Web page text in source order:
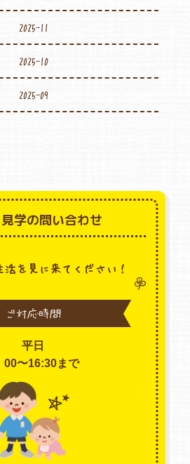
2025-11
2025-10
2025-09
学の問い合わせ
活を見に来てください！
ご対応時間
平日
00〜16:30まで